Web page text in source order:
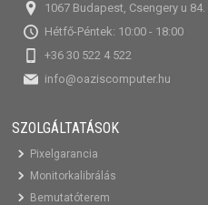
1067 Budapest, Csengery u 84.
Hétfő-Péntek: 10:00 - 18:00
+36 30 522 4 522
info@oaziscomputer.hu
SZOLGÁLTATÁSOK
Pixelgarancia
Monitorkalibrálás
Bemutatóterem